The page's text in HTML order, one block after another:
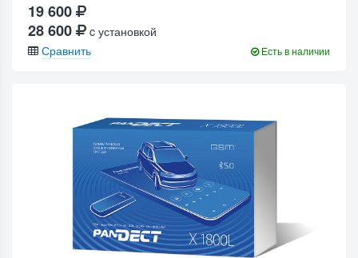
19 600
28 600
c установкой
Сравнить
Есть в наличии